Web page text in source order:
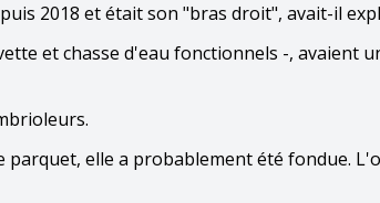
2018 et était son "bras droit", avait-il
et chasse d'eau fonctionnels -, avaient
parquet, elle a probablement été fondue.